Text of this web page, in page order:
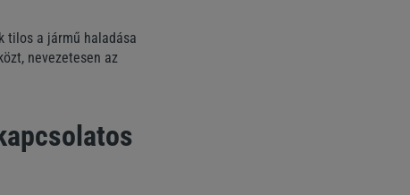
tilos a jármű haladása
nevezetesen az